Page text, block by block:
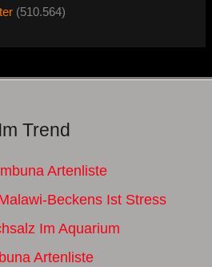
(510.564)
Im Trend
Artenliste
Beckens Ist Stress
Im Aquarium
Artenliste